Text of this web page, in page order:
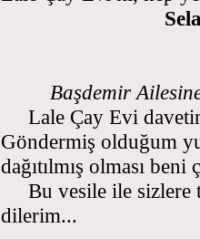
Başdemir
Lale Çay Evi
Göndermiş olduğum
dağıtılmış olması
Bu vesile ile sizlere
dilerim...